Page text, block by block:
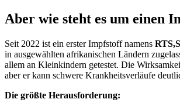
Aber wie steht es um einen
Seit 2022 ist ein erster Impfstoff namens
in ausgewählten afrikanischen Ländern
allem an Kleinkindern getestet. Die
aber er kann schwere Krankheitsverläufe
Die größte Herausforderung: